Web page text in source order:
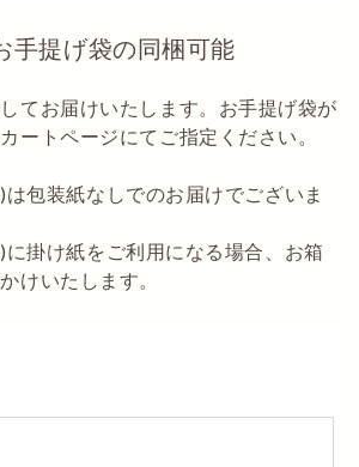
手提げ袋の同梱可能
てお届けいたします。お手提げ袋が
ートページにてご指定ください。
包装紙なしでのお届けでございま
掛け紙をご利用になる場合、お箱
けいたします。